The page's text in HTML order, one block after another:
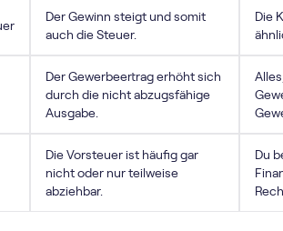
Der Gewinn steigt und somit
auch die Steuer.
Die
Der Gewerbeertrag erhöht sich
durch die nicht abzugsfähige
Ausgabe.
Die Vorsteuer ist häufig gar
nicht oder nur teilweise
abziehbar.
Du